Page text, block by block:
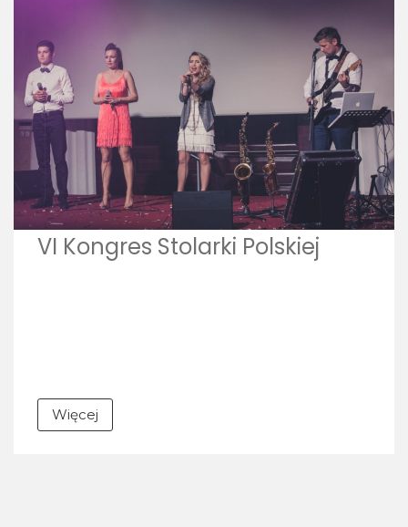
VI Kongres Stolarki Polskiej
Więcej